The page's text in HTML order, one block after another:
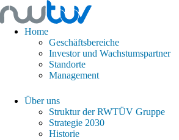
Home
Geschäftsbereiche
Investor und Wachstumspartner
Standorte
Management
Über uns
Struktur der RWTÜV Gruppe
Strategie 2030
Historie